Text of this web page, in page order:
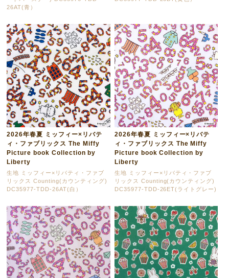
26AT(青）
2026年春夏 ミッフィー×リバテ
ィ・ファブリックス The Miffy
Picture book Collection by
Liberty
生地 ミッフィー×リバティ・ファブ
リックス Counting(カウンティング)
DC35977-TDD-26AT(白）
2026年春夏 ミッフィー×リバテ
ィ・ファブリックス The Miffy
Picture book Collection by
Liberty
生地 ミッフィー×リバティ・ファブ
リックス Counting(カウンティング)
DC35977-TDD-26ET(ライトグレー)